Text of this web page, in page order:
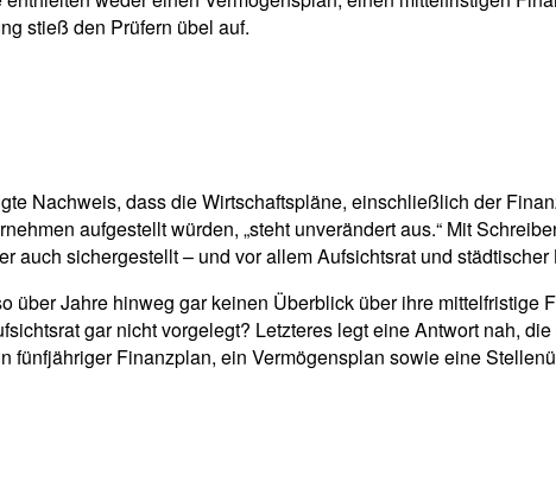
stieß den Prüfern übel auf.
Nachweis, dass die Wirtschaftspläne, einschließlich der
aufgestellt würden, „steht unverändert aus.“ Mit
auch sichergestellt – und vor allem Aufsichtsrat und
über Jahre hinweg gar keinen Überblick über ihre
gar nicht vorgelegt? Letzteres legt eine Antwort nah,
Finanzplan, ein Vermögensplan sowie eine